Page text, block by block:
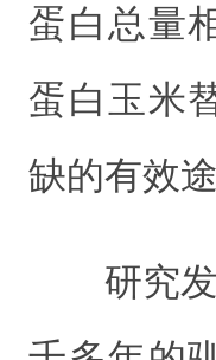
蛋白总量
蛋白玉米
缺的有效
研究